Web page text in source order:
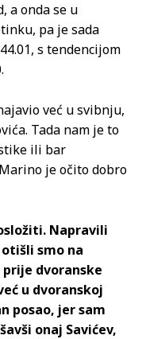
a onda se u
pa je sada
s tendencijom
već u svibnju,
Tada nam je to
ili bar
je očito dobro
Napravili
smo na
dvoranske
u dvoranskoj
posao, jer sam
onaj Savićev,